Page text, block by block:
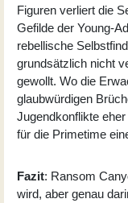
Figuren verliert die
Gefilde der Young-
rebellische
grundsätzlich nicht
gewollt. Wo die
glaubwürdigen
Jugendkonflikte
für die Primetime
Fazit: Ransom
wird, aber genau